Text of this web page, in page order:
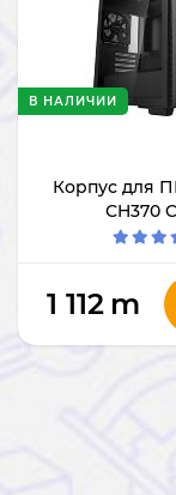
Корпус для
СH370
В НАЛИЧИИ
1 112 m